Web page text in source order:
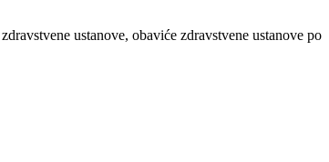
ustanove, obaviće zdravstvene ustanove po